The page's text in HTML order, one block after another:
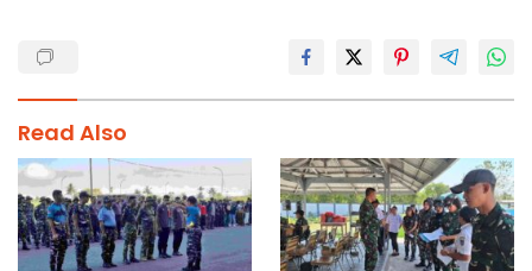
Read Also